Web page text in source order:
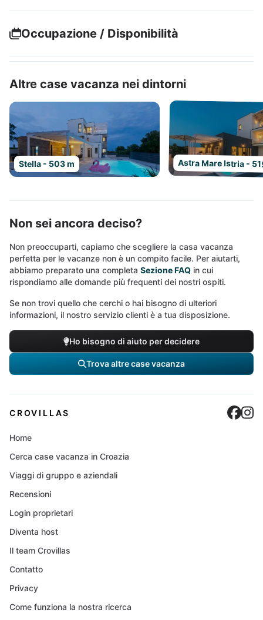
Occupazione / Disponibilità
Altre case vacanza nei dintorni
Stella - 503 m Astra Mare Istria -
Non sei ancora deciso?
Non preoccuparti, capiamo che scegliere la casa vacanza
perfetta per le vacanze non è un compito facile. Per aiutarti,
abbiamo preparato una completa Sezione FAQ in cui
rispondiamo alle domande più frequenti dei nostri ospiti.
Se non trovi quello che cerchi o hai bisogno di ulteriori
informazioni, il nostro servizio clienti è a tua disposizione.
Ho bisogno di aiuto per decidere
Trova altre case vacanza
CROVILLAS
Home
Cerca case vacanza in Croazia
Viaggi di gruppo e aziendali
Recensioni
Login proprietari
Diventa host
Il team Crovillas
Contatto
Privacy
Come funziona la nostra ricerca